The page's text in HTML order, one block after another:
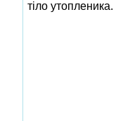
тіло утопленика.